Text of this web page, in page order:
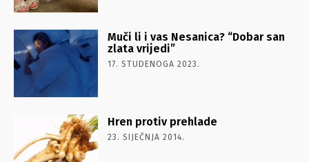
Muči li i vas Nesanica? “Dobar san
zlata vrijedi”
17. STUDENOGA 2023.
Hren protiv prehlade
23. SIJEČNJA 2014.